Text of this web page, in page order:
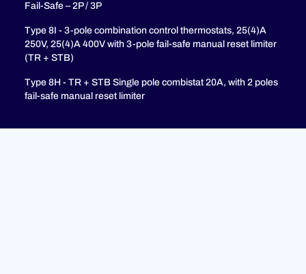
Fail-Safe – 2P / 3P
Type 8I - 3-pole combination control thermostats, 25(4)A
250V, 25(4)A 400V with 3-pole fail-safe manual reset limiter
(TR + STB)
Type 8H - TR + STB Single pole combistat 20A, with 2 poles
fail-safe manual reset limiter